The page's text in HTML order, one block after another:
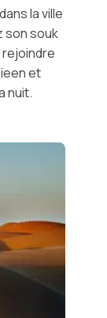
la ville
son souk
et
nuit.